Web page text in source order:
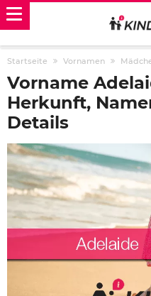
Startseite Vornamen
Vorname
Herkunft,
Details